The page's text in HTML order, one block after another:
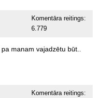
Komentāra reitings:
6.779
pa manam vajadzētu būt..
Komentāra reitings: